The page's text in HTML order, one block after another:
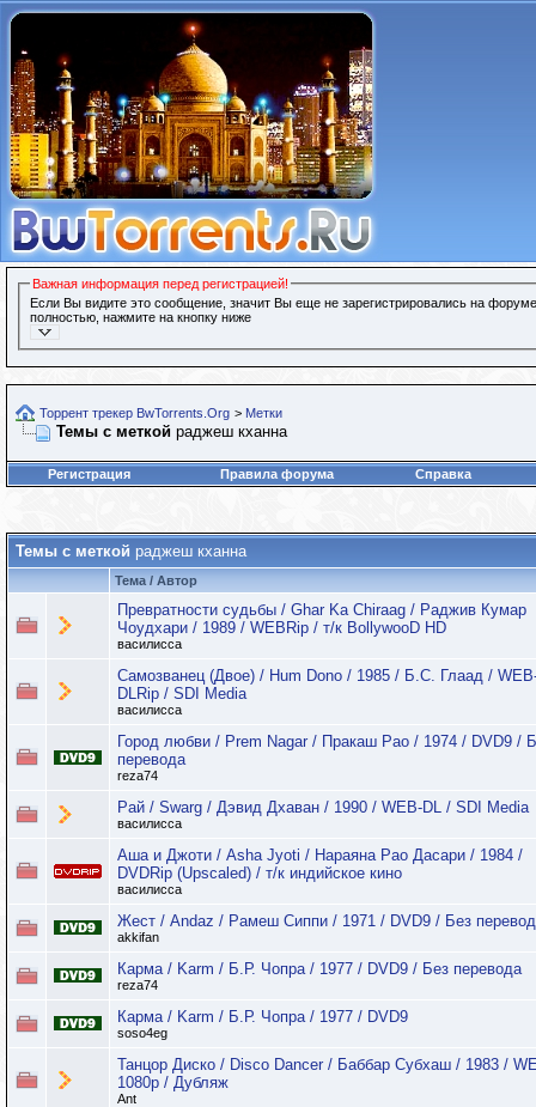
Важная информация перед регистрацией!
Если Вы видите это сообщение, значит Вы еще не зарегистрировались на
полностью, нажмите на кнопку ниже
Торрент трекер BwTorrents.Org > Метки
Темы с меткой раджеш кханна
Регистрация Правила форума Справка
Темы с меткой раджеш кханна
Тема / Автор
Превратности судьбы / Ghar Ka Chiraag / Раджив Кумар
Чоудхари / 1989 / WEBRip / т/к BollywooD HD
василисса
Самозванец (Двое) / Hum Dono / 1985 / Б.С. Глаад /
DLRip / SDI Media
василисса
Город любви / Prem Nagar / Пракаш Рао / 1974 / DVD9 /
перевода
reza74
Рай / Swarg / Дэвид Дхаван / 1990 / WEB-DL / SDI Media
василисса
Аша и Джоти / Asha Jyoti / Нараяна Рао Дасари / 1984 /
DVDRip (Upscaled) / т/к индийское кино
василисса
Жест / Andaz / Рамеш Сиппи / 1971 / DVD9 / Без
akkifan
Карма / Karm / Б.Р. Чопра / 1977 / DVD9 / Без перевода
reza74
Карма / Karm / Б.Р. Чопра / 1977 / DVD9
soso4eg
Танцор Диско / Disco Dancer / Баббар Субхаш / 1983 /
1080p / Дубляж
Ant